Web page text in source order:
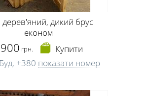
дикий брус
економ
грн.
Купити
+380 показати номер